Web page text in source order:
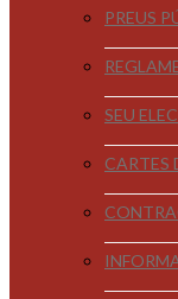
PREUS
SEU
CARTES